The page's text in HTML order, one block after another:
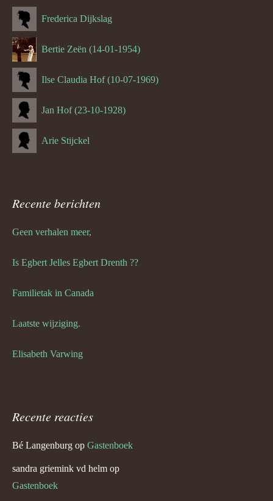
Frederica Dijkslag
Bertie Zeën (14-01-1954)
Ilse Claudia Hof (10-07-1969)
Jan Hof (23-10-1928)
Arie Stijckel
Recente berichten
Geen verhalen meer,
Is Egbert Jelles Egbert Drenth ??
Familietak in Canada
Laatste wijziging.
Elisabeth Varwing
Recente reacties
Bé Langenburg op Gastenboek
sandra griemink vd helm op
Gastenboek